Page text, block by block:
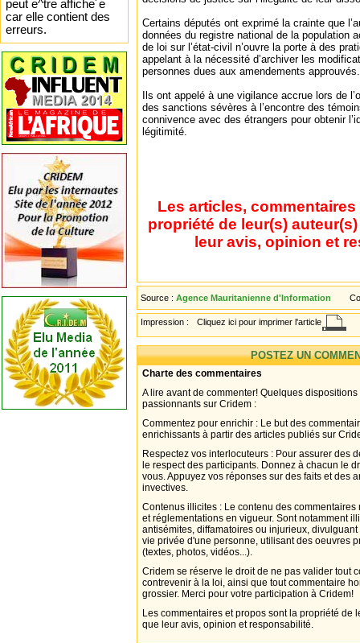
Certains députés ont exprimé la crainte que
données du registre national de la population
de loi sur l’état-civil n’ouvre la porte à des
appelant à la nécessité d’archiver les
personnes dues aux amendements approuvés.
Ils ont appelé à une vigilance accrue lors de
des sanctions sévères à l’encontre des
connivence avec des étrangers pour obtenir
légitimité.
Les articles,
propriété de leur(s)
leur avis, opinion et
Source : Agence Mauritanienne d'Information
Impression : Cliquez ici pour imprimer l'article
POSTEZ UN
Charte des commentaires
A lire avant de commenter! Quelques
passionnants sur Cridem :
Commentez pour enrichir : Le but des
enrichissants à partir des articles publiés sur
Respectez vos interlocuteurs : Pour assurer des
le respect des participants. Donnez à chacun le
vous. Appuyez vos réponses sur des faits et des
invectives.
Contenus illicites : Le contenu des
et réglementations en vigueur. Sont notamment
antisémites, diffamatoires ou injurieux,
vie privée d'une personne, utilisant des oeuvres
(textes, photos, vidéos...).
Cridem se réserve le droit de ne pas valider tout
contrevenir à la loi, ainsi que tout commentaire
grossier. Merci pour votre participation à Cridem!
Les commentaires et propos sont la propriété de
que leur avis, opinion et responsabilité.